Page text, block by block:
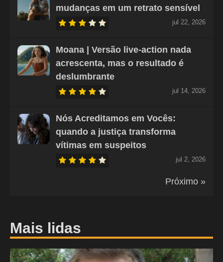
mudanças em um retrato sensível
jul 22, 2026
Moana | Versão live-action nada
acrescenta, mas o resultado é
deslumbrante
jul 14, 2026
Nós Acreditamos em Vocês:
quando a justiça transforma
vítimas em suspeitos
jul 2, 2026
Próximo »
Mais lidas